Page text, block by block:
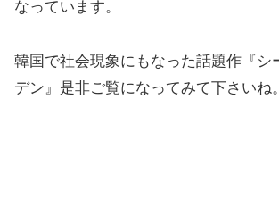
なっています。
韓国で社会現象にもなった話題作『シ
デン』是非ご覧になってみて下さいね。